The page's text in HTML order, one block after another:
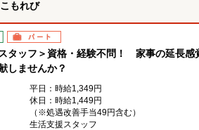
もれび
パート
タッフ＞資格・経験不問！ 家事の延長感
しませんか？
平日：時給1,349円
休日：時給1,449円
（※処遇改善手当49円含む）
生活支援スタッフ